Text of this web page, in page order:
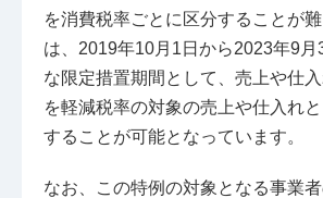
を消費税率ごとに区分することが
は、2019年10月1日から2023年9月
な限定措置期間として、売上や仕
を軽減税率の対象の売上や仕入れ
することが可能となっています。
なお、この特例の対象となる事業